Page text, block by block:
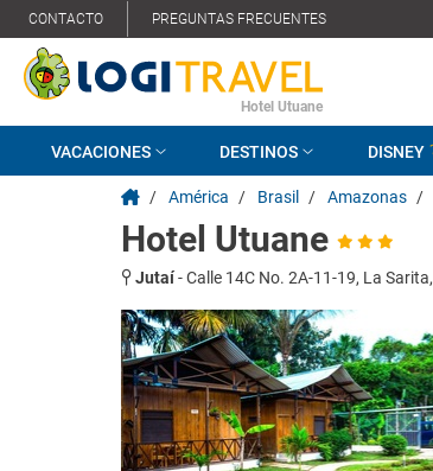
CONTACTO PREGUNTAS FRECUENTES
Hotel Utuane
VACACIONES DESTINOS DISNEY
/ América / Brasil / Amazonas /
Hotel Utuane
Jutaí-Calle 14C No. 2A-11-19, La Sarita,